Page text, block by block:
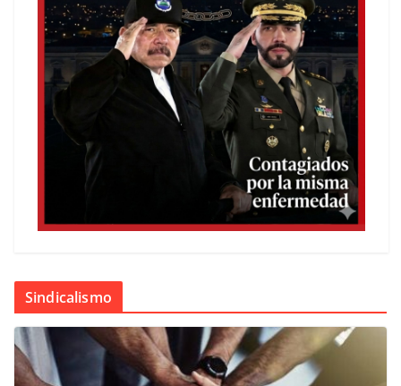
Sindicalismo